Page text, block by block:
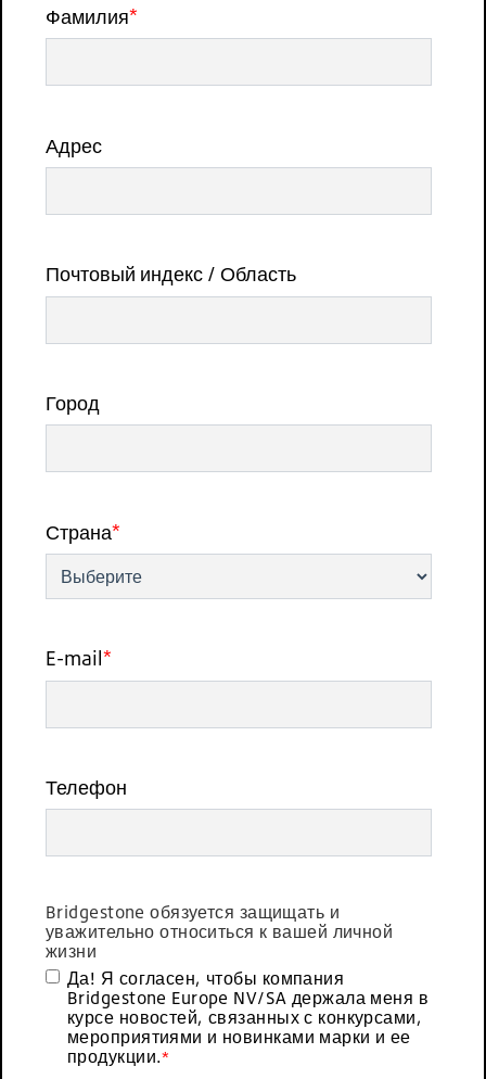
Фамилия*
Адрес
Почтовый индекс / Область
Город
Страна*
E-mail*
Телефон
Bridgestone обязуется защищать и
уважительно относиться к вашей личной
жизни
Да! Я согласен, чтобы компания
Bridgestone Europe NV/SA держала меня в
курсе новостей, связанных с конкурсами,
мероприятиями и новинками марки и ее
продукции.*